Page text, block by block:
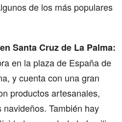
de los más populares
Santa Cruz de La Palma:
en la plaza de España de
y cuenta con una gran
productos artesanales,
También hay